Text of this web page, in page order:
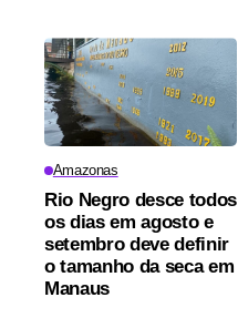
Amazonas
Rio Negro desce todos
os dias em agosto e
setembro deve definir
o tamanho da seca em
Manaus